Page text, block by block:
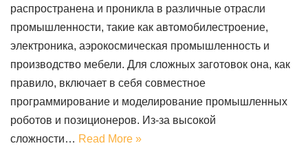
распространена и проникла в различные отрасли
промышленности, такие как автомобилестроение,
электроника, аэрокосмическая промышленность и
производство мебели. Для сложных заготовок она, как
правило, включает в себя совместное
программирование и моделирование промышленных
роботов и позиционеров. Из-за высокой
сложности… Read More »